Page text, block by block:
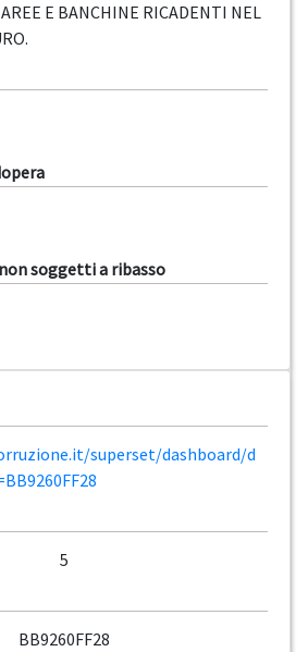
E BANCHINE RICADENTI NEL
soggetti a ribasso
superset/dashboard/d
5
BB9260FF28